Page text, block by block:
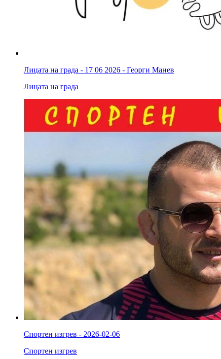
Лицата на града - 17 06 2026 - Георги Манев
Лицата на града
Спортен изгрев - 2026-02-06
Спортен изгрев